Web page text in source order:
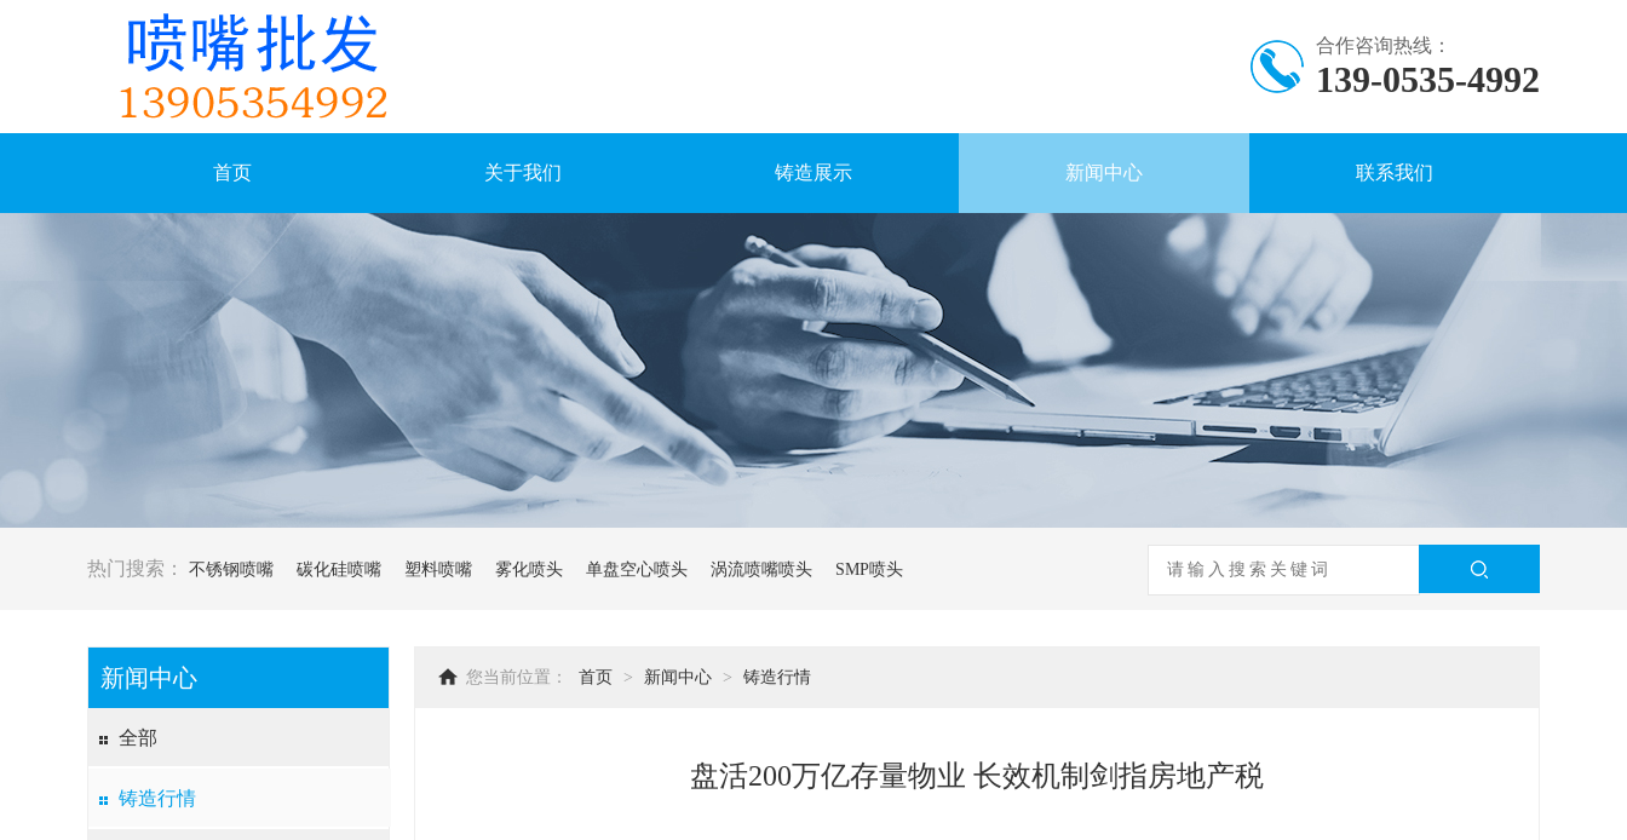
合作咨询热线：
139-0535-4992
首页 关于我们 铸造展示 新闻中心 联系我们
热门搜索： 不锈钢喷嘴 碳化硅喷嘴 塑料喷嘴 雾化喷头 单盘空心喷头 涡流喷嘴喷头 SMP喷头
新闻中心
全部
铸造行情
您当前位置： 首页 > 新闻中心 > 铸造行情
盘活200万亿存量物业 长效机制剑指房地产税